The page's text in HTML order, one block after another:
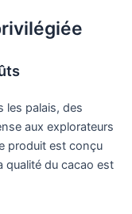
les palais, des
aux explorateurs
produit est conçu
qualité du cacao est